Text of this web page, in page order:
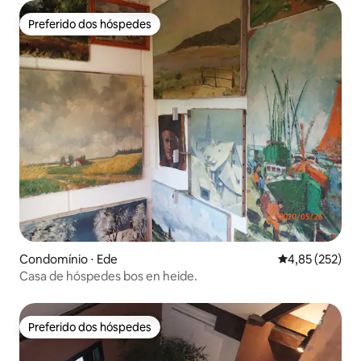
Preferido dos hóspedes
Preferido dos hóspedes
Condomínio ⋅ Ede 4,85 de uma
4,85 (252)
Casa de hóspedes bos en heide.
Preferido dos hóspedes
Preferido dos hóspedes